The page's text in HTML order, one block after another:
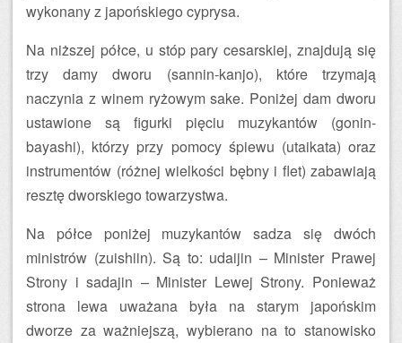
wykonany z japońskiego cyprysa.
Na niższej półce, u stóp pary cesarskiej, znajdują się
trzy damy dworu (sannin-kanjo), które trzymają
naczynia z winem ryżowym sake. Poniżej dam dworu
ustawione są figurki pięciu muzykantów (gonin-
bayashi), którzy przy pomocy śpiewu (utaikata) oraz
instrumentów (różnej wielkości bębny i flet) zabawiają
resztę dworskiego towarzystwa.
Na półce poniżej muzykantów sadza się dwóch
ministrów (zuishiin). Są to: udaijin – Minister Prawej
Strony i sadajin – Minister Lewej Strony. Ponieważ
strona lewa uważana była na starym japońskim
dworze za ważniejszą, wybierano na to stanowisko